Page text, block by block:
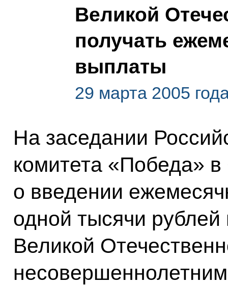
Великой
получать
выплаты
29 марта 2005
На заседании
комитета «Победа»
о введении
одной тысячи
Великой